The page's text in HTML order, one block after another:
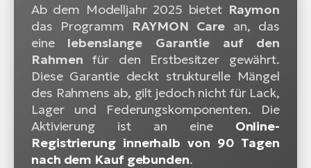
Ab dem Modelljahr 2025 bietet Raymon
das Programm RAYMON Care an, das
einelebenslange Garantie auf den
Rahmen für den Erstbesitzer gewährt.
Diese Garantie deckt strukturelle Mängel
des Rahmens ab, gilt jedoch nicht für Lack,
Lager und Federungskomponenten. Die
Aktivierung ist an eine Online-
Registrierung innerhalb von 90 Tagen
nach dem Kauf gebunden.